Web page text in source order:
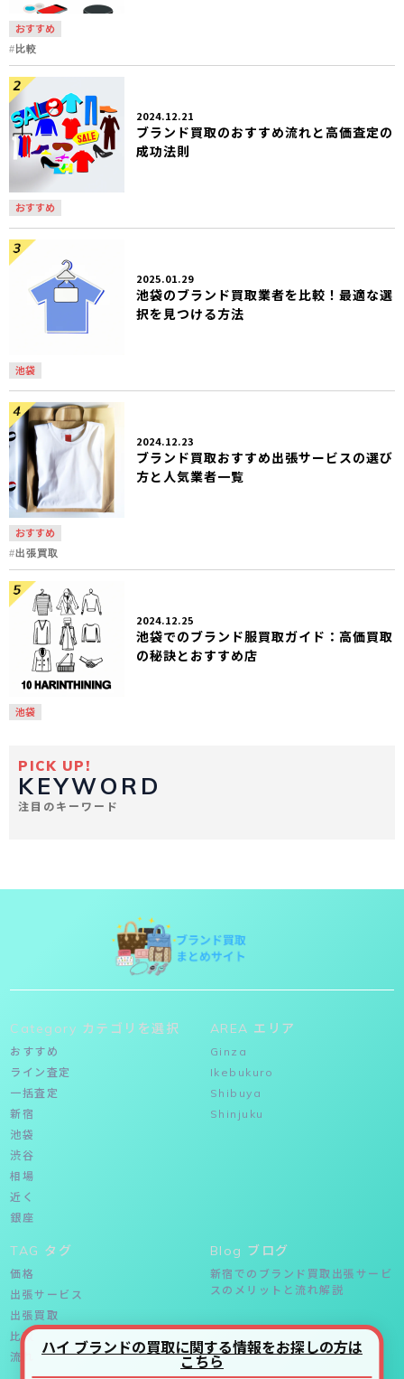
おすすめ
比較
2024.12.21
ブランド買取のおすすめ流れと高価査定の
成功法則
おすすめ
2025.01.29
池袋のブランド買取業者を比較！最適な選
択を見つける方法
池袋
2024.12.23
ブランド買取おすすめ出張サービスの選び
方と人気業者一覧
おすすめ
出張買取
2024.12.25
池袋でのブランド服買取ガイド：高価買取
の秘訣とおすすめ店
池袋
PICK UP!
KEYWORD
注目のキーワード
ハイ ブランドの買取に関する情報をお探しの方は
こちら
Category カテゴリを選択
おすすめ
ライン査定
一括査定
新宿
池袋
渋谷
相場
近く
銀座
AREA エリア
Ginza
Ikebukuro
Shibuya
Shinjuku
TAG タグ
価格
出張サービス
出張買取
比較
流れ
Blog ブログ
新宿でのブランド買取出張サービ
スのメリットと流れ解説